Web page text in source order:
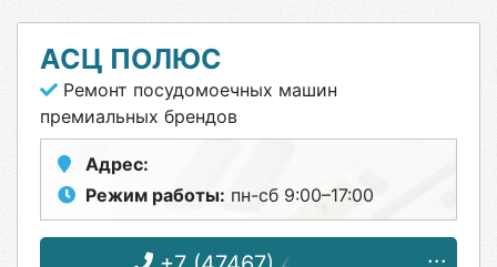
АСЦ ПОЛЮС
Ремонт посудомоечных машин
премиальных брендов
Адрес:
Режим работы: пн-сб 9:00–17:00